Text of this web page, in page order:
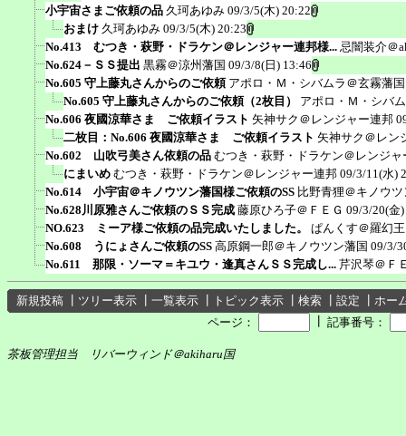
小宇宙さまご依頼の品 久珂あゆみ 09/3/5(木) 20:22
おまけ 久珂あゆみ 09/3/5(木) 20:23
No.413 むつき・萩野・ドラケン＠レンジャー連邦様... 忌闇装介＠
No.624－ＳＳ提出 黒霧＠涼州藩国 09/3/8(日) 13:46
No.605 守上藤丸さんからのご依頼 アポロ・Ｍ・シバムラ＠玄霧藩国
No.605 守上藤丸さんからのご依頼（2枚目）
アポロ・Ｍ・シバ
No.606 夜國涼華さま ご依頼イラスト 矢神サク＠レンジャー連邦
二枚目：No.606 夜國涼華さま ご依頼イラスト 矢神サク＠レン
No.602 山吹弓美さん依頼の品 むつき・萩野・ドラケン＠レンジャ
にまいめ むつき・萩野・ドラケン＠レンジャー連邦 09/3/11(水)
No.614 小宇宙＠キノウツン藩国様ご依頼のSS 比野青狸＠キノウ
No.628川原雅さんご依頼のＳＳ完成 藤原ひろ子＠ＦＥＧ 09/3/20(金
NO.623 ミーア様ご依頼の品完成いたしました。
ぱんくす＠羅幻
No.608 うにょさんご依頼のSS 高原鋼一郎＠キノウツン藩国 09/3/
No.611 那限・ソーマ＝キユウ・逢真さんＳＳ完成し... 芹沢琴＠Ｆ
新規投稿 ツリー表示 一覧表示 トピック表示 検索 設定
ホー
ページ：
記事番号：
茶板管理担当 リバーウィンド＠akiharu国